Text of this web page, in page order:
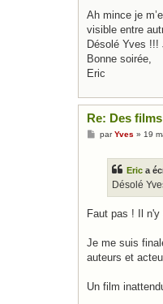
s
a
g
Ah mince je
visible entre
Désolé Yves !!!
Bonne soirée,
Eric
Re: Des
MparYves » 19
Eric a
Désolé
Faut pas ! Il
Je me suis
auteurs et
Un film